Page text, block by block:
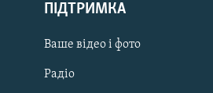
Qırımtatar
ДОЛУЧАЙСЯ!
ПІДТРИМКА
Ваше відео і фото
Радіо